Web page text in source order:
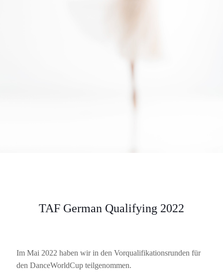
TAF German Qualifying 2022
Im Mai 2022 haben wir in den Vorqualifikationsrunden für
den DanceWorldCup teilgenommen.